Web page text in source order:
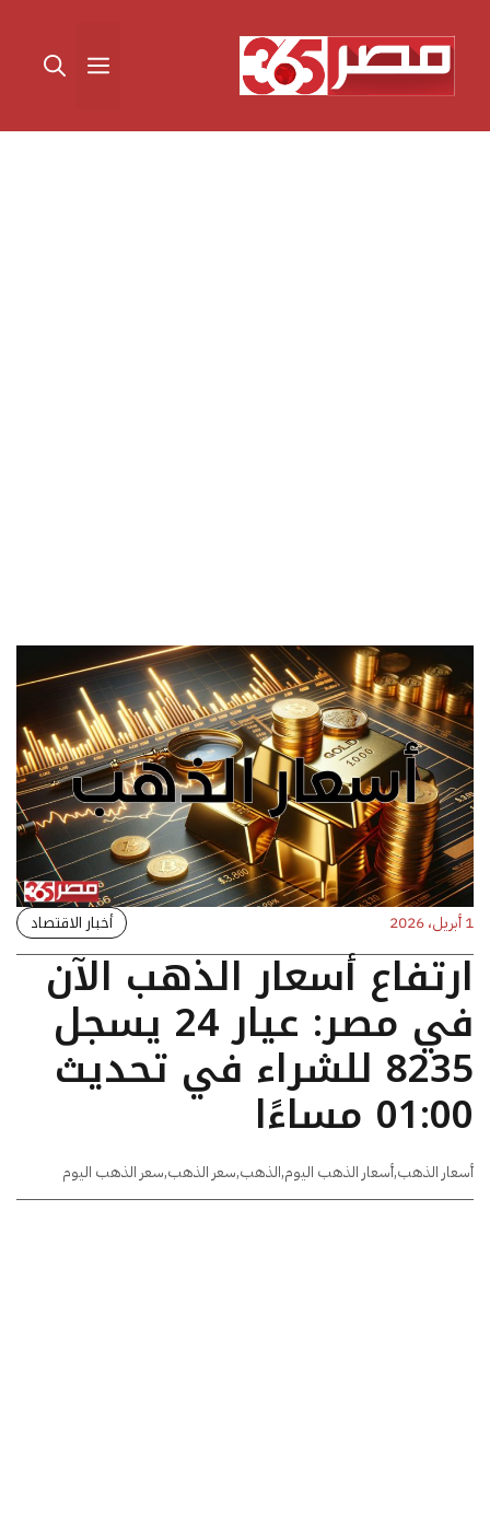
المحتوى القائمة
1 أبريل، 2026 أخبار الاقتصاد
ارتفاع أسعار الذهب الآن
في مصر: عيار 24 يسجل
8235 للشراء في تحديث
01:00 مساءًا
أسعار الذهب,أسعار الذهب اليوم,الذهب,سعر الذهب,سعر الذهب اليوم